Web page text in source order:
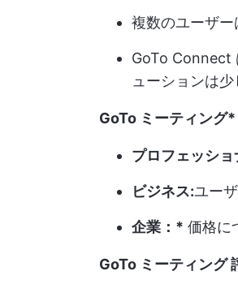
複数のユーザ
GoTo Connect
ューションは
GoTo ミーティング*
プロフェッショ
ビジネス:ユー
企業：* 価格に
GoTo ミーティング